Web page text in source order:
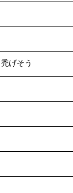
げそう